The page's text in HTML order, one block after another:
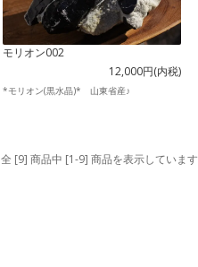
モリオン002
12,000円(内税)
*モリオン(黒水晶)* 山東省産♪
全 [9] 商品中 [1-9] 商品を表示しています